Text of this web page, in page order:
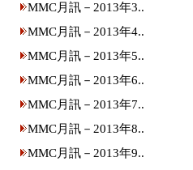
MMC月訊－2013年3..
MMC月訊－2013年4..
MMC月訊－2013年5..
MMC月訊－2013年6..
MMC月訊－2013年7..
MMC月訊－2013年8..
MMC月訊－2013年9..